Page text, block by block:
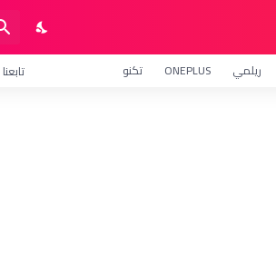
ريلمي ONEPLUS تكنو تابعنا